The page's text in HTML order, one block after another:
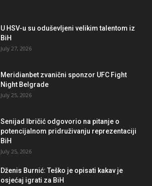
U HSV-u su oduševljeni velikim talentom iz
BiH
July 27, 2026
Meridianbet zvanični sponzor UFC Fight
Night Belgrade
July 25, 2026
Senijad Ibričić odgovorio na pitanje o
potencijalnom pridruživanju reprezentaciji
BiH
July 25, 2026
Dženis Burnić: Teško je opisati kakav je
osjećaj igrati za BiH